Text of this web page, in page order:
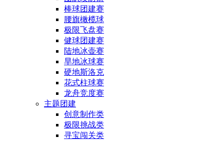
棒球团建赛
腰旗橄榄球
极限飞盘赛
健球团建赛
陆地冰壶赛
旱地冰球赛
硬地斯洛克
花式柱球赛
龙舟竞度赛
主题团建
创意制作类
极限挑战类
寻宝闯关类